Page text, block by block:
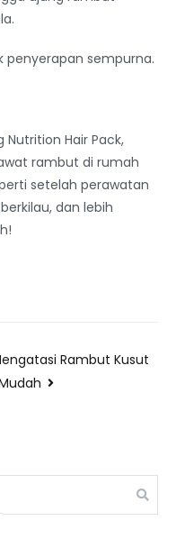
sempurna.
Nutrition Hair Pack,
rambut di rumah
setelah perawatan
dan lebih
Rambut Kusut